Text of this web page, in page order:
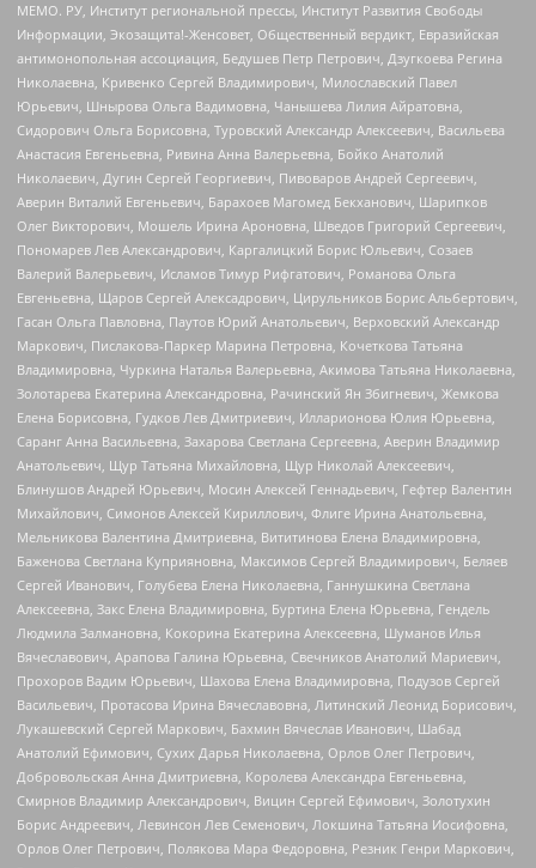
МЕМО. РУ, Институт региональной прессы, Институт Развития Свободы
Информации, Экозащита!-Женсовет, Общественный вердикт, Евразийская
антимонопольная ассоциация, Бедушев Петр Петрович, Дзугкоева Регина
Николаевна, Кривенко Сергей Владимирович, Милославский Павел
Юрьевич, Шнырова Ольга Вадимовна, Чанышева Лилия Айратовна,
Сидорович Ольга Борисовна, Туровский Александр Алексеевич, Васильева
Анастасия Евгеньевна, Ривина Анна Валерьевна, Бойко Анатолий
Николаевич, Дугин Сергей Георгиевич, Пивоваров Андрей Сергеевич,
Аверин Виталий Евгеньевич, Барахоев Магомед Бекханович, Шарипков
Олег Викторович, Мошель Ирина Ароновна, Шведов Григорий Сергеевич,
Пономарев Лев Александрович, Каргалицкий Борис Юльевич, Созаев
Валерий Валерьевич, Исламов Тимур Рифгатович, Романова Ольга
Евгеньевна, Щаров Сергей Алексадрович, Цирульников Борис Альбертович,
Гасан Ольга Павловна, Паутов Юрий Анатольевич, Верховский Александр
Маркович, Пислакова-Паркер Марина Петровна, Кочеткова Татьяна
Владимировна, Чуркина Наталья Валерьевна, Акимова Татьяна Николаевна,
Золотарева Екатерина Александровна, Рачинский Ян Збигневич, Жемкова
Елена Борисовна, Гудков Лев Дмитриевич, Илларионова Юлия Юрьевна,
Саранг Анна Васильевна, Захарова Светлана Сергеевна, Аверин Владимир
Анатольевич, Щур Татьяна Михайловна, Щур Николай Алексеевич,
Блинушов Андрей Юрьевич, Мосин Алексей Геннадьевич, Гефтер Валентин
Михайлович, Симонов Алексей Кириллович, Флиге Ирина Анатольевна,
Мельникова Валентина Дмитриевна, Вититинова Елена Владимировна,
Баженова Светлана Куприяновна, Максимов Сергей Владимирович, Беляев
Сергей Иванович, Голубева Елена Николаевна, Ганнушкина Светлана
Алексеевна, Закс Елена Владимировна, Буртина Елена Юрьевна, Гендель
Людмила Залмановна, Кокорина Екатерина Алексеевна, Шуманов Илья
Вячеславович, Арапова Галина Юрьевна, Свечников Анатолий Мариевич,
Прохоров Вадим Юрьевич, Шахова Елена Владимировна, Подузов Сергей
Васильевич, Протасова Ирина Вячеславовна, Литинский Леонид Борисович,
Лукашевский Сергей Маркович, Бахмин Вячеслав Иванович, Шабад
Анатолий Ефимович, Сухих Дарья Николаевна, Орлов Олег Петрович,
Добровольская Анна Дмитриевна, Королева Александра Евгеньевна,
Смирнов Владимир Александрович, Вицин Сергей Ефимович, Золотухин
Борис Андреевич, Левинсон Лев Семенович, Локшина Татьяна Иосифовна,
Орлов Олег Петрович, Полякова Мара Федоровна, Резник Генри Маркович,